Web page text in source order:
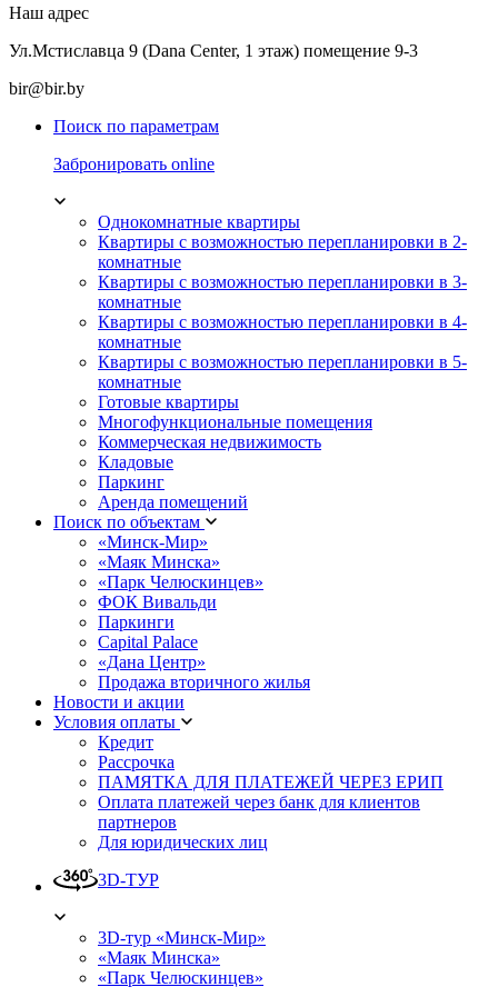
Наш адрес
Ул.Мстиславца 9 (Dana Center, 1 этаж) помещение 9-3
bir@bir.by
Поиск по параметрам
Забронировать online
Однокомнатные квартиры
Квартиры с возможностью перепланировки в 2-
комнатные
Квартиры с возможностью перепланировки в 3-
комнатные
Квартиры с возможностью перепланировки в 4-
комнатные
Квартиры с возможностью перепланировки в 5-
комнатные
Готовые квартиры
Многофункциональные помещения
Коммерческая недвижимость
Кладовые
Паркинг
Аренда помещений
Поиск по объектам
«Минск-Мир»
«Маяк Минска»
«Парк Челюскинцев»
ФОК Вивальди
Паркинги
Capital Palace
«Дана Центр»
Продажа вторичного жилья
Новости и акции
Условия оплаты
Кредит
Рассрочка
ПАМЯТКА ДЛЯ ПЛАТЕЖЕЙ ЧЕРЕЗ ЕРИП
Оплата платежей через банк для клиентов
партнеров
Для юридических лиц
3D-ТУР
3D-тур «Минск-Мир»
«Маяк Минска»
«Парк Челюскинцев»